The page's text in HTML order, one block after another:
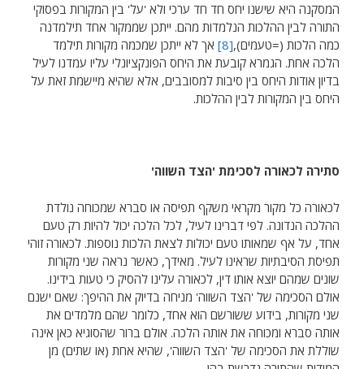
המסקנה היא שישנו יחס חד חד ערכי ולא 'על' בין המקורות בפסוקי
התורה לבין ההלכות הנלמדות מהם. ייתכן שממקור אחד תילמדנה
כמה הלכות (=טעמים),[8]
אך לא ייתכן שמכמה מקורות תילמד
הלכה אחת. הגמרא קובעת את היחס הפונקציונלי עליו עמדנו לעיל
בדיון אודות היחס בין סיבות למסובבים, אלא שהיא מיישמת זאת על
היחס בין המקורות לבין ההלכות.
סתירה לכאורה לסכימת 'הצד השווה'
לכאורה כל מקור מקראי משקף תפיסה או סברא שמכוחה נולדת
ההלכה הנדונה. לפי דברינו לעיל, לכל הלכה יכול להיות רק טעם
אחד, על אף שמאותו טעם יכולות לצאת הלכות נוספות. לכאורה זוהי
תפיסת הסיבתיות שראינו לעיל. מאידך, כאשר נראה שני מקורות
שונים שמהם יוצא אותו דין, לכאורה עלינו להסיק כי טעות בידינו.
אולם הסכימה של 'הצד השווה' מניחה בדיוק את ההיפך: שאם ישנם
שני מקורות, בידוע ששורשם הוא אחד, כלומר שהם מלמדים את
אותה סברא ומכוחה את אותה הלכה. אולם ברור שהסוגיא כאן אינה
שוללת את הסכימה של 'הצד השווה', שהיא אחת (או שתים) מן